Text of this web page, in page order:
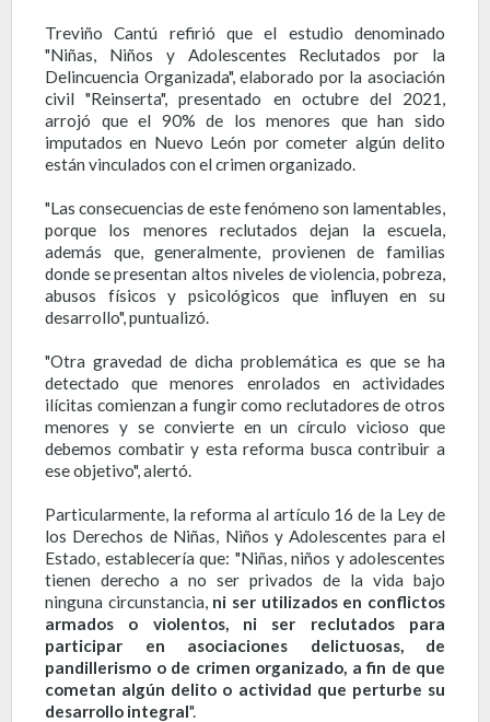
Treviño Cantú refirió que el estudio denominado
"Niñas, Niños y Adolescentes Reclutados por la
Delincuencia Organizada", elaborado por la asociación
civil "Reinserta", presentado en octubre del 2021,
arrojó que el 90% de los menores que han sido
imputados en Nuevo León por cometer algún delito
están vinculados con el crimen organizado.
"Las consecuencias de este fenómeno son lamentables,
porque los menores reclutados dejan la escuela,
además que, generalmente, provienen de familias
donde se presentan altos niveles de violencia, pobreza,
abusos físicos y psicológicos que influyen en su
desarrollo", puntualizó.
"Otra gravedad de dicha problemática es que se ha
detectado que menores enrolados en actividades
ilícitas comienzan a fungir como reclutadores de otros
menores y se convierte en un círculo vicioso que
debemos combatir y esta reforma busca contribuir a
ese objetivo", alertó.
Particularmente, la reforma al artículo 16 de la Ley de
los Derechos de Niñas, Niños y Adolescentes para el
Estado, establecería que: "Niñas, niños y adolescentes
tienen derecho a no ser privados de la vida bajo
ninguna circunstancia, ni ser utilizados en conflictos
armados o violentos, ni ser reclutados para
participar en asociaciones delictuosas, de
pandillerismo o de crimen organizado, a fin de que
cometan algún delito o actividad que perturbe su
desarrollo integral".